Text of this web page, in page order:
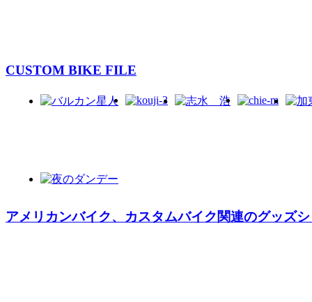
CUSTOM BIKE FILE
アメリカンバイク、カスタムバイク関連のグッズ